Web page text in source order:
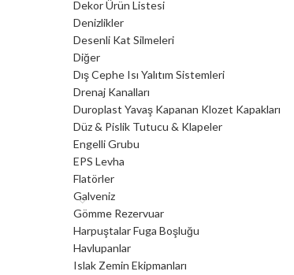
Dekor Ürün Listesi
Denizlikler
Desenli Kat Silmeleri
Diğer
Dış Cephe Isı Yalıtım Sistemleri
Drenaj Kanalları
Duroplast Yavaş Kapanan Klozet Kapakları
Düz & Pislik Tutucu & Klapeler
Engelli Grubu
EPS Levha
Flatörler
Galveniz
Gömme Rezervuar
Harpuştalar Fuga Boşluğu
Havlupanlar
Islak Zemin Ekipmanları